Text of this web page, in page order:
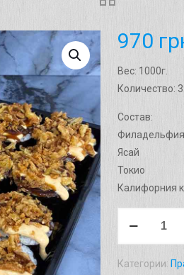
970
Вес: 1000г.
Количество:
Состав:
Филадельфия
Ясай
Токио
Калифорния
"Токіо"
Категории: